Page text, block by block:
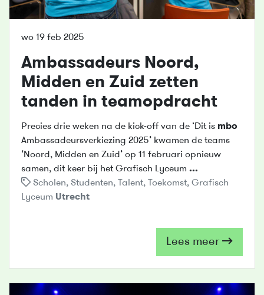
wo 19 feb 2025
Ambassadeurs Noord,
Midden en Zuid zetten
tanden in teamopdracht
Precies drie weken na de kick-off van de ‘Dit is mbo
Ambassadeursverkiezing 2025’ kwamen de teams
‘Noord, Midden en Zuid’ op 11 februari opnieuw
samen, dit keer bij het Grafisch Lyceum ...
Scholen, Studenten, Talent, Toekomst, Grafisch
Lyceum Utrecht
Lees meer